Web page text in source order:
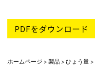
PDFをダウンロード
ホームページ 製品 ひょう量